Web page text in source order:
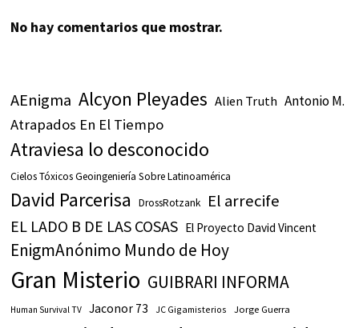
No hay comentarios que mostrar.
AEnigma Alcyon Pleyades Alien Truth Antonio M.
Atrapados En El Tiempo
Atraviesa lo desconocido
Cielos Tóxicos Geoingeniería Sobre Latinoamérica
David Parcerisa DrossRotzank El arrecife
EL LADO B DE LAS COSAS El Proyecto David Vincent
EnigmAnónimo Mundo de Hoy
Gran Misterio GUIBRARI INFORMA
Human Survival TV Jaconor 73 JC Gigamisterios Jorge Guerra